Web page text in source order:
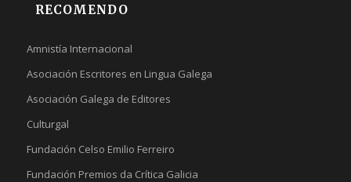
RECOMENDO
Amnistía Internacional
Asociación Escritores en Lingua Galega
Asociación Galega de Editores
Culturgal
Fundación Celso Emilio Ferreiro
Fundación Premios da Crítica Galicia